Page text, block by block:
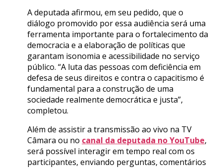
A deputada afirmou, em seu pedido, que o
diálogo promovido por essa audiência será uma
ferramenta importante para o fortalecimento da
democracia e a elaboração de políticas que
garantam isonomia e acessibilidade no serviço
público. “A luta das pessoas com deficiência em
defesa de seus direitos e contra o capacitismo é
fundamental para a construção de uma
sociedade realmente democrática e justa”,
completou.
Além de assistir a transmissão ao vivo na TV
Câmara ou no canal da deputada no YouTube,
será possível interagir em tempo real com os
participantes, enviando perguntas, comentários